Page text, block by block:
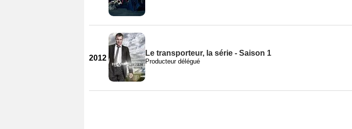
2012
Le transporteur, la série - Saison 1
Producteur délégué